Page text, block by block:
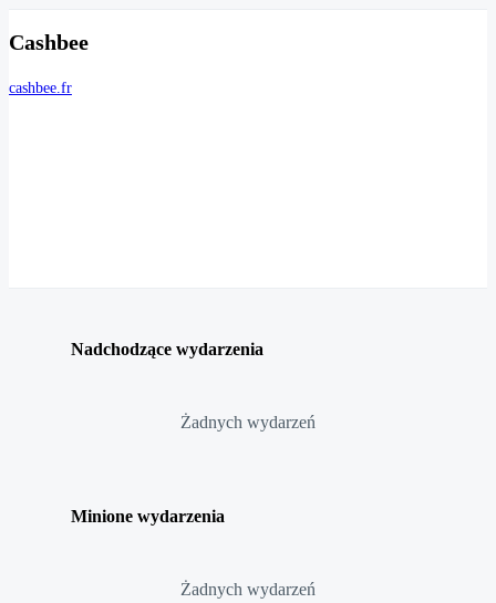
Cashbee
cashbee.fr
Nadchodzące wydarzenia
Żadnych wydarzeń
Minione wydarzenia
Żadnych wydarzeń